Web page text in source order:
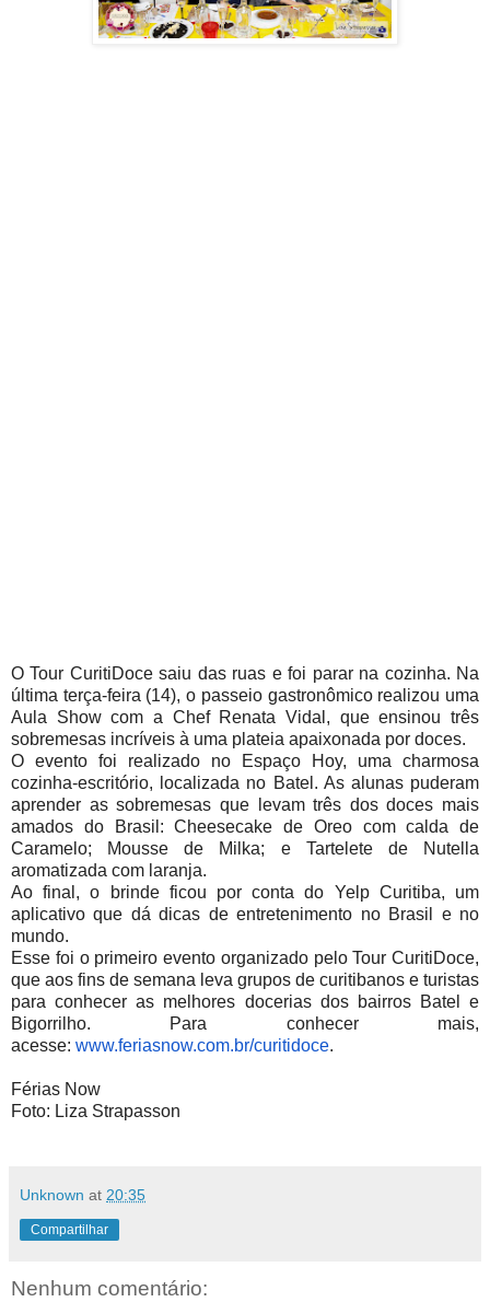
O Tour CuritiDoce saiu das ruas e foi parar na cozinha. Na
última terça-feira (14), o passeio gastronômico realizou uma
Aula Show com a Chef Renata Vidal, que ensinou três
sobremesas incríveis à uma plateia apaixonada por doces.
O evento foi realizado no Espaço Hoy, uma charmosa
cozinha-escritório, localizada no Batel. As alunas puderam
aprender as sobremesas que levam três dos doces mais
amados do Brasil: Cheesecake de Oreo com calda de
Caramelo; Mousse de Milka; e Tartelete de Nutella
aromatizada com laranja.
Ao final, o brinde ficou por conta do Yelp Curitiba, um
aplicativo que dá dicas de entretenimento no Brasil e no
mundo.
Esse foi o primeiro evento organizado pelo Tour CuritiDoce,
que aos fins de semana leva grupos de curitibanos e turistas
para conhecer as melhores docerias dos bairros Batel e
Bigorrilho. Para conhecer mais,
acesse: www.feriasnow.com.br/curitidoce.
Férias Now
Foto: Liza Strapasson
Unknown at 20:35
Compartilhar
Nenhum comentário: